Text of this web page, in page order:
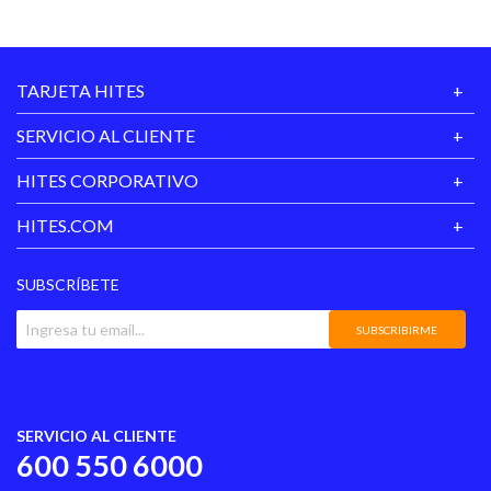
TARJETA HITES
SERVICIO AL CLIENTE
HITES CORPORATIVO
HITES.COM
SUBSCRÍBETE
SUBSCRIBIRME
SERVICIO AL CLIENTE
600 550 6000